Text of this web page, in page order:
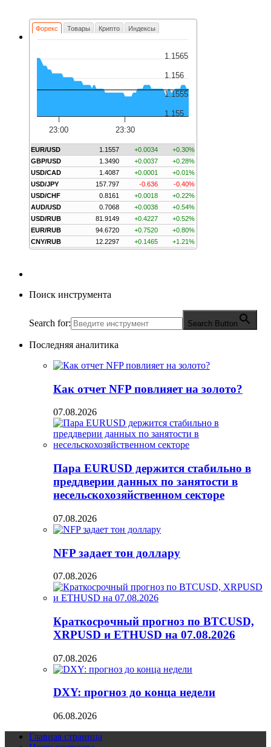
Форекс Товары Крипто Индексы
23:00 23:30
1.155
1.1555
1.156
1.1565
EUR/USD 1.1557 +0.0034
+0.30%
GBP/USD
1.3490 +0.0037
+0.28%
USD/CAD
1.4087 +0.0001
+0.01%
USD/JPY
157.797 -0.636
-0.40%
USD/CHF
0.8161 +0.0018
+0.22%
AUD/USD
0.7068 +0.0038
+0.54%
USD/RUB
81.9149 +0.4227
+0.52%
EUR/RUB
94.6720 +0.7520
+0.80%
CNY/RUB
12.2297 +0.1465 +1.21%
Поиск инструмента
Search for: Search Button
Последняя аналитика
Как отчет NFP повлияет на золото?
07.08.2026
Пара EURUSD держится стабильно в
преддверии данных по занятости в
несельскохозяйственном секторе
07.08.2026
NFP задает тон доллару
07.08.2026
Краткосрочный прогноз по BTCUSD,
XRPUSD и ETHUSD на 07.08.2026
07.08.2026
DXY: прогноз до конца недели
06.08.2026
Главная страница